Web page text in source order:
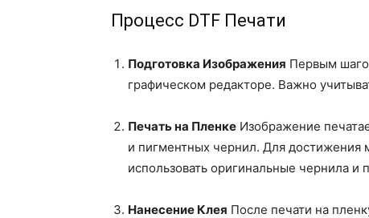
Процесс DTF Печати
Подготовка Изображения Первым
графическом редакторе. Важно
Печать на Пленке Изображение
и пигментных чернил. Для достижения
использовать оригинальные чернила и
Нанесение Клея После печати на